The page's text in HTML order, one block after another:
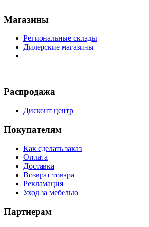
Магазины
Региональные склады
Дилерские магазины
Распродажа
Дисконт центр
Покупателям
Как сделать заказ
Оплата
Доставка
Возврат товара
Рекламация
Уход за мебелью
Партнерам